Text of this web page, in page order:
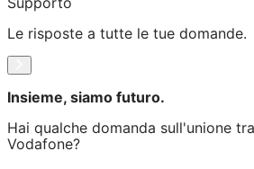
Le risposte a tutte le tue domande.
Insieme, siamo futuro.
Hai qualche domanda sull'unione
Vodafone?